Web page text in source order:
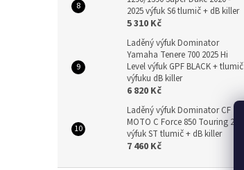
2025 výfuk S6 tlumič + dB killer
5 310 Kč
Laděný výfuk Dominator
Yamaha Tenere 700 2025 Hi
Level výfuk GPF BLACK + tlumič
výfuku dB killer
6 820 Kč
Laděný výfuk Dominator CF
MOTO C Force 850 Touring 2024
výfuk ST tlumič + dB killer
7 460 Kč